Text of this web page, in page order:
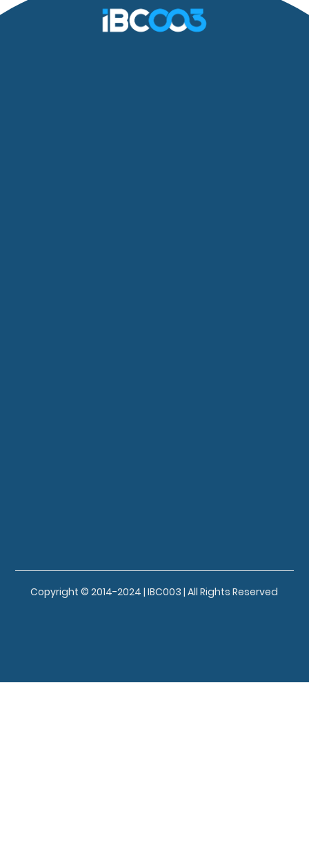
Copyright © 2014-2024 | IBC003 | All Rights Reserved